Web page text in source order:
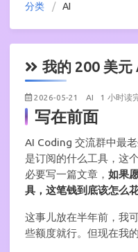
分类 AI
我的 200 美元
2026-05-21 AI 1 小时读
写在前面
AI Coding 交流群中最
是订阅的什么工具，这
必要写一篇文章， 如果
具，这笔钱到底该怎么
这事儿放在半年前，我
些额度就行。但现在我